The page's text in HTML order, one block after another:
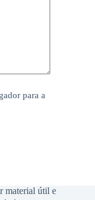
para a
material útil e